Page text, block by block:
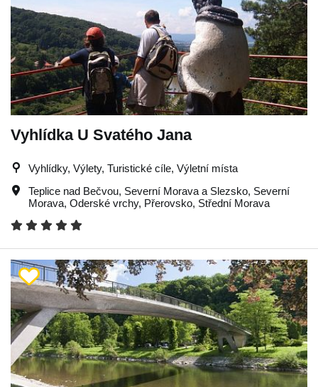
Vyhlídka U Svatého Jana
Vyhlídky, Výlety, Turistické cíle, Výletní místa
Teplice nad Bečvou, Severní Morava a Slezsko, Severní
Morava, Oderské vrchy, Přerovsko, Střední Morava